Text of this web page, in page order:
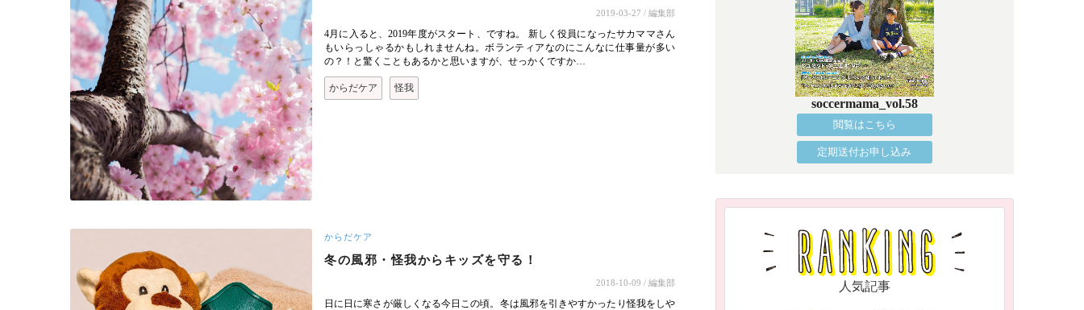
2019-03-27 / 編集部
4月に入ると、2019年度がスタート、ですね。 新しく役員になったサカママさん
もいらっしゃるかもしれませんね。ボランティアなのにこんなに仕事量が多い
の？！と驚くこともあるかと思いますが、せっかくですか…
からだケア 怪我
からだケア
冬の風邪・怪我からキッズを守る！
2018-10-09 / 編集部
日に日に寒さが厳しくなる今日この頃。冬は風邪を引きやすかったり怪我をしや
soccermama_vol.58
閲覧はこちら
定期送付お申し込み
人気記事